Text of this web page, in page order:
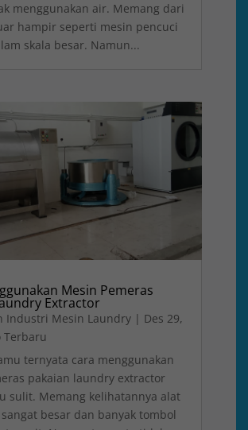
menggunakan air. Memang dari
hampir seperti mesin pencuci
skala besar. Namun...
Mesin Pemeras
Extractor
Industri Mesin Laundry | Des 29,
Terbaru
ternyata cara menggunakan
pakaian laundry extractor
sulit. Memang kelihatannya alat
besar dan banyak tombol